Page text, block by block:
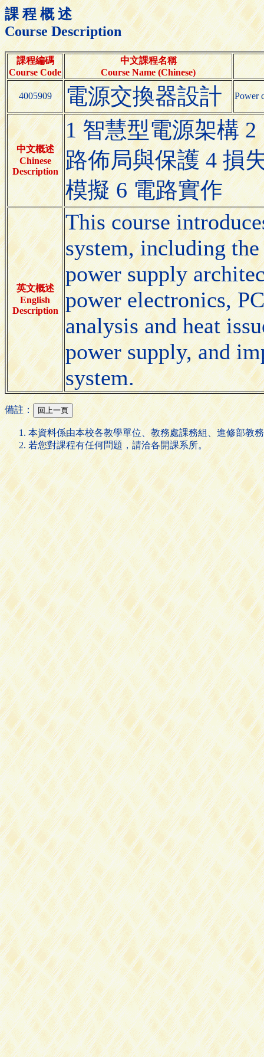
課 程 概 述
Course Description
課程編碼
Course Code
中文課程名稱
Course Name (Chinese)
4005909 電源交換器設計 Power
中文概述
Chinese
Description
1 智慧型電源架構
路佈局與保護 4 損
模擬 6 電路實作
英文概述
English
Description
This course
system, including
power supply
power electronics,
analysis and heat
power supply, and
system.
備註：
本資料係由本校各教學單位、教務處課務組、進修部教
若您對課程有任何問題，請洽各開課系所。